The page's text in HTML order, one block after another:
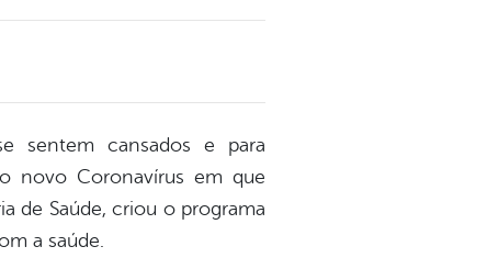
sentem cansados e para
novo Coronavírus em que
de Saúde, criou o programa
a saúde.